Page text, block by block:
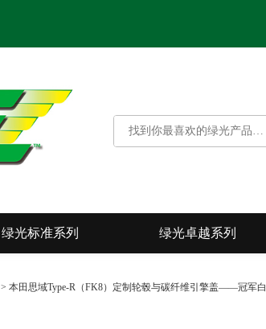
绿光标准系列 绿光卓越系列
> 本田思域Type-R（FK8）定制轮毂与碳纤维引擎盖——冠军白